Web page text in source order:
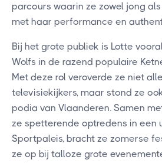
parcours waarin ze zowel jong
met haar performance en
Bij het grote publiek is Lotte
Wolfs in de razend populaire
Met deze rol veroverde ze niet
televisiekijkers, maar stond ze
podia van Vlaanderen. Samen
ze spetterende optredens in een
Sportpaleis, bracht ze zomerse
ze op bij talloze grote